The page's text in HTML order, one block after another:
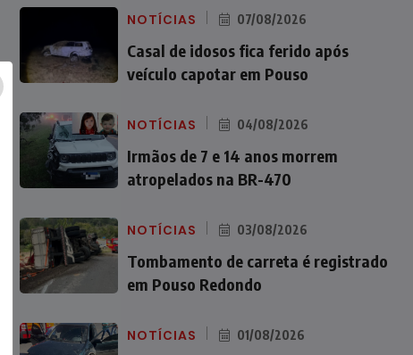
NOTÍCIAS 07/08/2026
Casal de idosos fica ferido após
veículo capotar em Pouso
NOTÍCIAS 04/08/2026
Irmãos de 7 e 14 anos morrem
atropelados na BR-470
NOTÍCIAS 03/08/2026
Tombamento de carreta é registrado
em Pouso Redondo
NOTÍCIAS 01/08/2026